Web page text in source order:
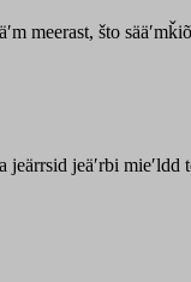
meerast, što
jeärrsid jeäʹrbi mieʹldd